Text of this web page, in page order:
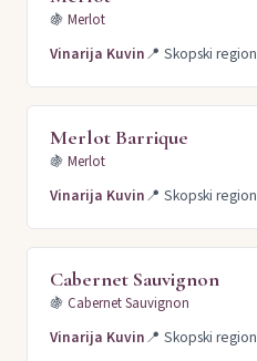
🍇 Merlot
Vinarija Kuvin📍 Skopski region
Merlot Barrique
🍇 Merlot
Vinarija Kuvin📍 Skopski region
Cabernet Sauvignon
🍇 Cabernet Sauvignon
Vinarija Kuvin📍 Skopski region